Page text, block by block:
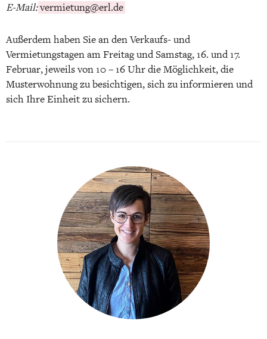
E-Mail:vermietung@erl.de
Außerdem haben Sie an den Verkaufs- und
Vermietungstagen am Freitag und Samstag, 16. und 17.
Februar, jeweils von 10 – 16 Uhr die Möglichkeit, die
Musterwohnung zu besichtigen, sich zu informieren und
sich Ihre Einheit zu sichern.